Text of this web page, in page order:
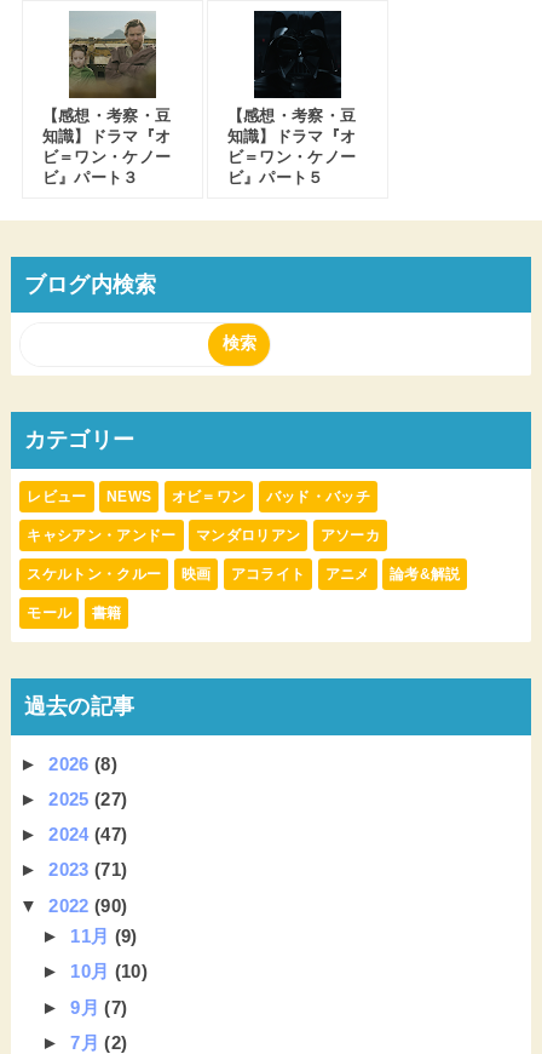
【感想・考察・豆
知識】ドラマ『オ
ビ＝ワン・ケノー
ビ』パート３
【感想・考察・豆
知識】ドラマ『オ
ビ＝ワン・ケノー
ビ』パート５
ブログ内検索
カテゴリー
レビュー NEWS オビ＝ワン バッド・バッチ
キャシアン・アンドー マンダロリアン アソーカ
スケルトン・クルー 映画 アコライト アニメ 論考&解説
モール 書籍
過去の記事
►2026(8)
►2025(27)
►2024(47)
►2023(71)
▼2022(90)
► 11月 (9)
► 10月 (10)
►9月(7)
►7月(2)